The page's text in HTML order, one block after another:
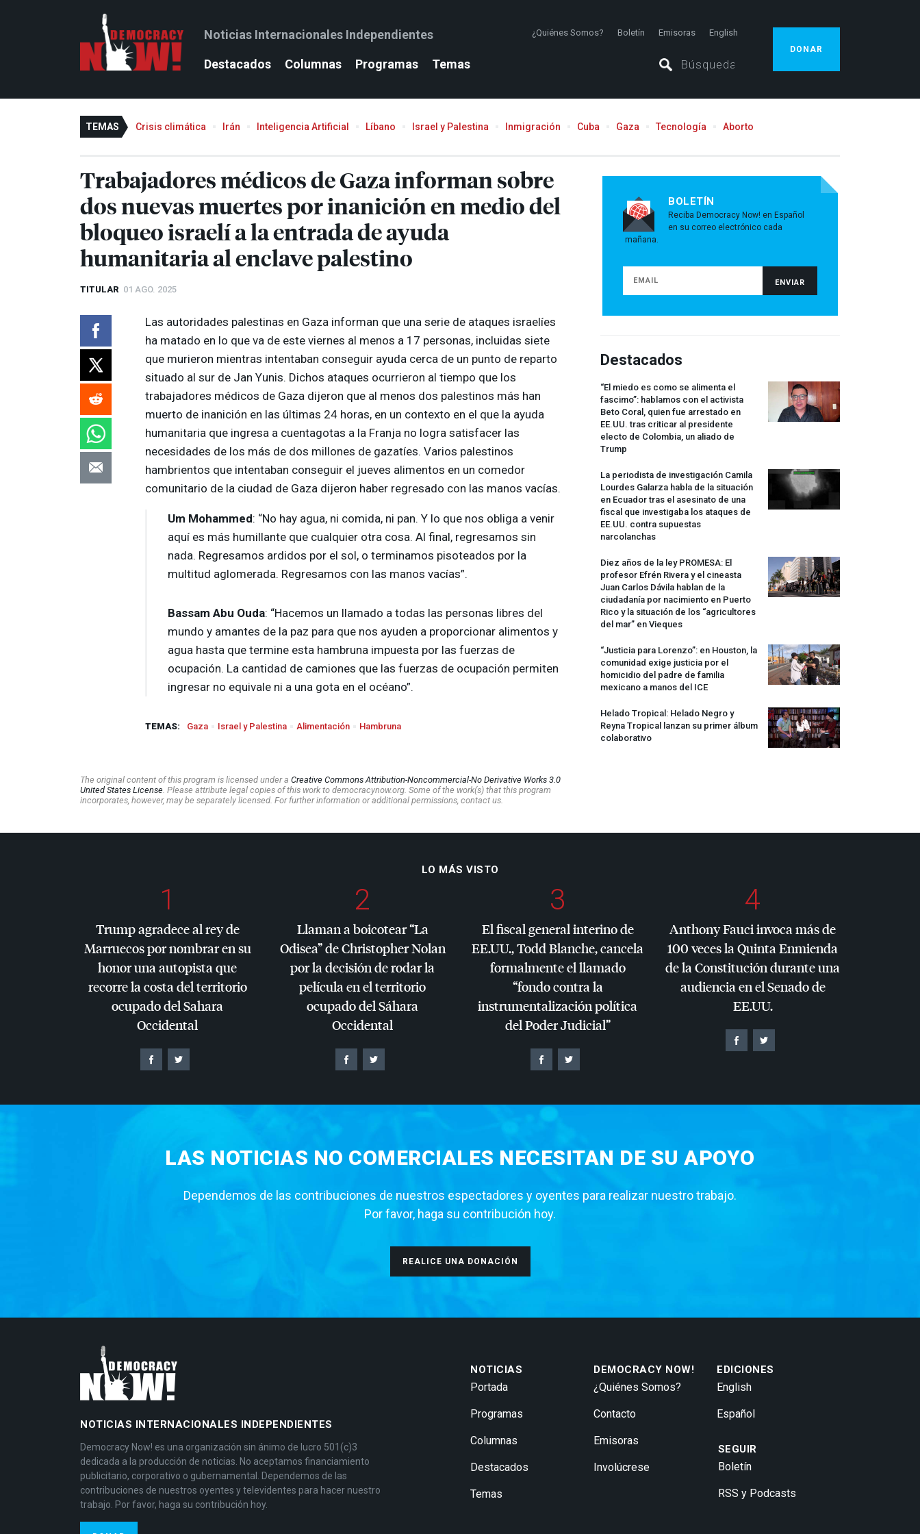
Noticias Internacionales Independientes ¿Quiénes Somos? Boletín Emisoras English
Destacados Columnas Programas Temas
DONAR
TEMAS Crisis climática Irán Inteligencia Artificial Líbano Israel y Palestina Inmigración Cuba Gaza Tecnología Aborto
Trabajadores médicos de Gaza informan sobre
dos nuevas muertes por inanición en medio del
bloqueo israelí a la entrada de ayuda
humanitaria al enclave palestino
TITULAR 01 AGO. 2025
Las autoridades palestinas en Gaza informan que una serie de ataques israelíes
ha matado en lo que va de este viernes al menos a 17 personas, incluidas siete
que murieron mientras intentaban conseguir ayuda cerca de un punto de reparto
situado al sur de Jan Yunis. Dichos ataques ocurrieron al tiempo que los
trabajadores médicos de Gaza dijeron que al menos dos palestinos más han
muerto de inanición en las últimas 24 horas, en un contexto en el que la ayuda
humanitaria que ingresa a cuentagotas a la Franja no logra satisfacer las
necesidades de los más de dos millones de gazatíes. Varios palestinos
hambrientos que intentaban conseguir el jueves alimentos en un comedor
comunitario de la ciudad de Gaza dijeron haber regresado con las manos vacías.
Um Mohammed: “No hay agua, ni comida, ni pan. Y lo que nos obliga a venir
aquí es más humillante que cualquier otra cosa. Al final, regresamos sin
nada. Regresamos ardidos por el sol, o terminamos pisoteados por la
multitud aglomerada. Regresamos con las manos vacías”.
Bassam Abu Ouda: “Hacemos un llamado a todas las personas libres del
mundo y amantes de la paz para que nos ayuden a proporcionar alimentos y
agua hasta que termine esta hambruna impuesta por las fuerzas de
ocupación. La cantidad de camiones que las fuerzas de ocupación permiten
ingresar no equivale ni a una gota en el océano”.
TEMAS: Gaza Israel y Palestina Alimentación Hambruna
The original content of this program is licensed under a Creative Commons Attribution-Noncommercial-No Derivative Works 3.0
United States License . Please attribute legal copies of this work to democracynow.org. Some of the work(s) that this program
incorporates, however, may be separately licensed. For further information or additional permissions, contact us.
BOLETÍN
Reciba Democracy Now! en Español
en su correo electrónico cada
mañana.
Destacados
“El miedo es como se alimenta el
fascimo”: hablamos con el activista
Beto Coral, quien fue arrestado en
EE.UU. tras criticar al presidente
electo de Colombia, un aliado de
Trump
La periodista de investigación Camila
Lourdes Galarza habla de la situación
en Ecuador tras el asesinato de una
fiscal que investigaba los ataques de
EE.UU. contra supuestas
narcolanchas
Diez años de la ley PROMESA: El
profesor Efrén Rivera y el cineasta
Juan Carlos Dávila hablan de la
ciudadanía por nacimiento en Puerto
Rico y la situación de los “agricultores
del mar” en Vieques
“Justicia para Lorenzo”: en Houston, la
comunidad exige justicia por el
homicidio del padre de familia
mexicano a manos del ICE
Helado Tropical: Helado Negro y
Reyna Tropical lanzan su primer álbum
colaborativo
LO MÁS VISTO
1
Trump agradece al rey de
Marruecos por nombrar en su
honor una autopista que
recorre la costa del territorio
ocupado del Sahara
Occidental
2
Llaman a boicotear “La
Odisea” de Christopher Nolan
por la decisión de rodar la
película en el territorio
ocupado del Sáhara
Occidental
3
El fiscal general interino de
EE.UU., Todd Blanche, cancela
formalmente el llamado
“fondo contra la
instrumentalización política
del Poder Judicial”
4
Anthony Fauci invoca más de
100 veces la Quinta Enmienda
de la Constitución durante una
audiencia en el Senado de
EE.UU.
LAS NOTICIAS NO COMERCIALES NECESITAN DE SU APOYO
Dependemos de las contribuciones de nuestros espectadores y oyentes para realizar nuestro trabajo.
Por favor, haga su contribución hoy.
REALICE UNA DONACIÓN
NOTICIAS INTERNACIONALES INDEPENDIENTES
Democracy Now! es una organización sin ánimo de lucro 501(c)3
dedicada a la producción de noticias. No aceptamos financiamiento
publicitario, corporativo o gubernamental. Dependemos de las
contribuciones de nuestros oyentes y televidentes para hacer nuestro
trabajo. Por favor, haga su contribución hoy.
NOTICIAS
Portada
Programas
Columnas
Destacados
Temas
DEMOCRACY NOW!
¿Quiénes Somos?
Contacto
Emisoras
Involúcrese
EDICIONES
English
Español
SEGUIR
Boletín
RSS y Podcasts